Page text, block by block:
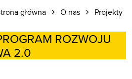
główna O nas Projekty
ROZWOJU
2.0